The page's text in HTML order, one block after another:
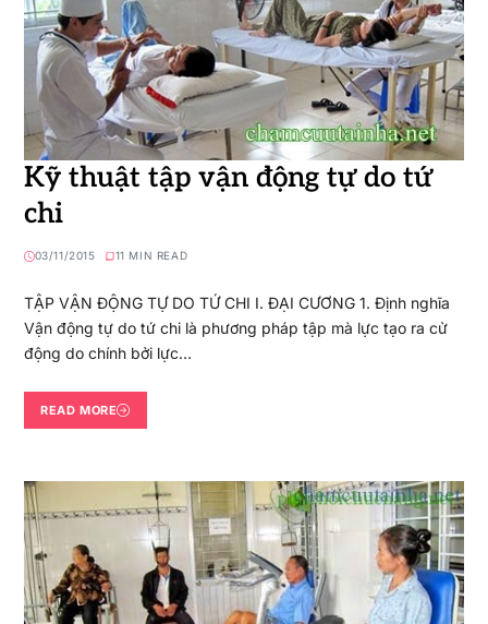
Kỹ thuật tập vận động tự do tứ
chi
03/11/2015 11 MIN READ
TẬP VẬN ĐỘNG TỰ DO TỨ CHI I. ĐẠI CƯƠNG 1. Định nghĩa
Vận động tự do tứ chi là phương pháp tập mà lực tạo ra cử
động do chính bởi lực…
READ MORE